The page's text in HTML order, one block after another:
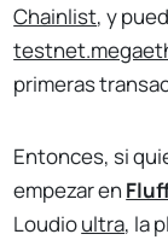
Chainlist, y
primeras
Entonces, si
empezar en
Loudioultra, la